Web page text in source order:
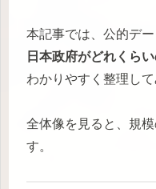
本記事では、公的デ
日本政府がどれくら
わかりやすく整理して
全体像を見ると、規
す。